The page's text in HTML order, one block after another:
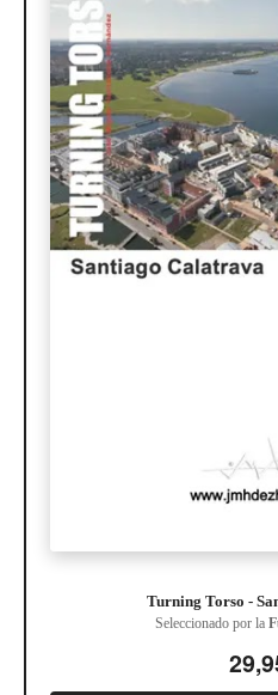
Turning Torso -
Seleccionado por la